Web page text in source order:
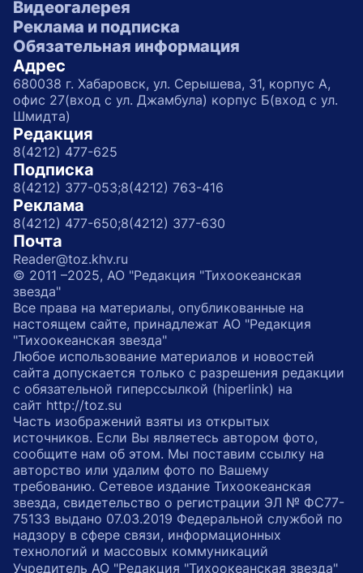
Видеогалерея
Реклама и подписка
Обязательная информация
Адрес
680038 г. Хабаровск, ул. Серышева, 31, корпус А,
офис 27(вход с ул. Джамбула) корпус Б(вход с ул.
Шмидта)
Редакция
8(4212) 477-625
Подписка
8(4212) 377-053;8(4212) 763-416
Реклама
8(4212) 477-650;8(4212) 377-630
Почта
Reader@toz.khv.ru
© 2011 –2025, АО "Редакция "Тихоокеанская
звезда"
Все права на материалы, опубликованные на
настоящем сайте, принадлежат АО "Редакция
"Тихоокеанская звезда"
Любое использование материалов и новостей
сайта допускается только с разрешения редакции
с обязательной гиперссылкой (hiperlink) на
сайт http://toz.su
Часть изображений взяты из открытых
источников. Если Вы являетесь автором фото,
сообщите нам об этом. Мы поставим ссылку на
авторство или удалим фото по Вашему
требованию. Сетевое издание Тихоокеанская
звезда, свидетельство о регистрации ЭЛ № ФС77-
75133 выдано 07.03.2019 Федеральной службой по
надзору в сфере связи, информационных
технологий и массовых коммуникаций
Учредитель АО "Редакция "Тихоокеанская звезда"